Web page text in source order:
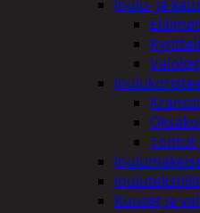
Joulu- ja
Tontut
Joulutekstiilit
Kuuset ja